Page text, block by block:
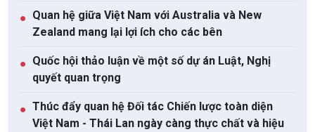
● Quan hệ giữa Việt Nam với Australia và New
Zealand mang lại lợi ích cho các bên
● Quốc hội thảo luận về một số dự án Luật, Nghị
quyết quan trọng
● Thúc đẩy quan hệ Đối tác Chiến lược toàn diện
Việt Nam - Thái Lan ngày càng thực chất và hiệu